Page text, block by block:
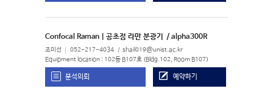
Confocal Raman | 공초점 라만 분광기 / alpha300R
조미선 052-217-4034 shail019@unist.ac.kr
Equipment location : 102동 B107호 (Bldg.102, Room B107)
분석의뢰 예약하기